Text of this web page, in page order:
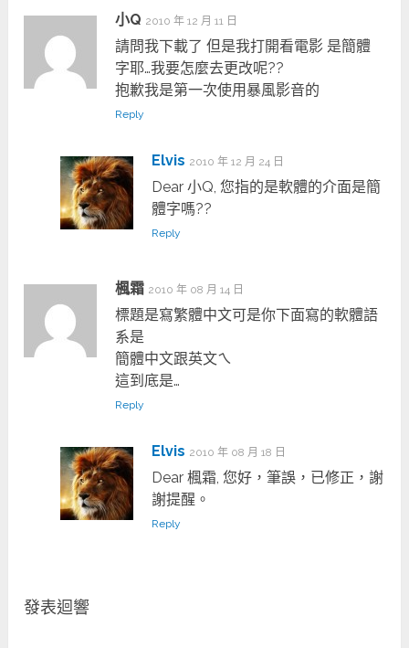
小Q 2010 年 12 月 11 日
請問我下載了 但是我打開看電影 是簡體
字耶…我要怎麼去更改呢??
抱歉我是第一次使用暴風影音的
Reply
Elvis 2010 年 12 月 24 日
Dear 小Q, 您指的是軟體的介面是簡
體字嗎??
Reply
楓霜 2010 年 08 月 14 日
標題是寫繁體中文可是你下面寫的軟體語
系是
簡體中文跟英文ㄟ
這到底是…
Reply
Elvis 2010 年 08 月 18 日
Dear 楓霜, 您好，筆誤，已修正，謝
謝提醒。
Reply
發表迴響